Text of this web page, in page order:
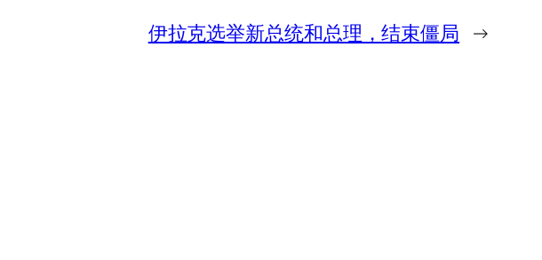
伊拉克选举新总统和总理，结束僵局 →